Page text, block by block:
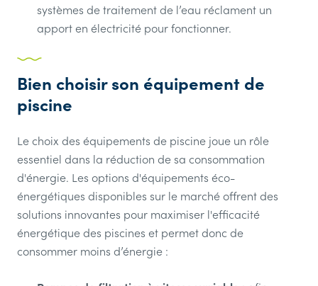
systèmes de traitement de l’eau réclament un
apport en électricité pour fonctionner.
Bien choisir son équipement de
piscine
Le choix des équipements de piscine joue un rôle
essentiel dans la réduction de sa consommation
d'énergie. Les options d'équipements éco-
énergétiques disponibles sur le marché offrent des
solutions innovantes pour maximiser l'efficacité
énergétique des piscines et permet donc de
consommer moins d’énergie :